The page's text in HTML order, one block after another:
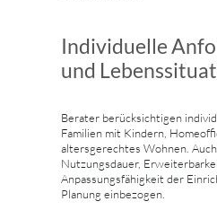
Individuelle
und
Berater berücksichtigen
Familien mit Kindern,
altersgerechtes Wohnen.
Nutzungsdauer,
Anpassungsfähigkeit der
Planung einbezogen.